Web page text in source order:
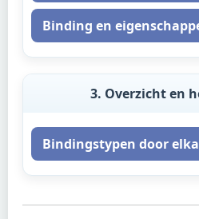
Binding en
3. Overzicht en
Bindingstypen door